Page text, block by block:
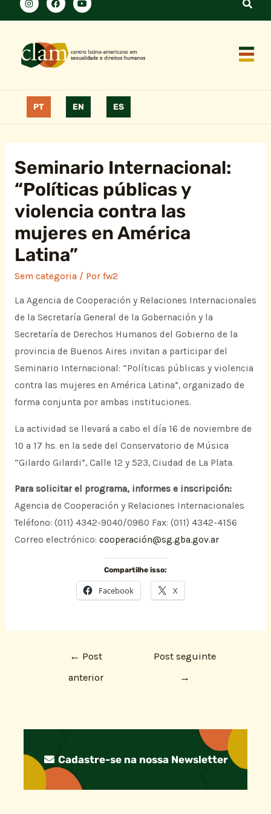
PT EN ES
Seminario Internacional:
“Políticas públicas y
violencia contra las
mujeres en América
Latina”
Sem categoria/ Por fw2
La Agencia de Cooperación y Relaciones Internacionales
de la Secretaría General de la Gobernación y la
Secretaría de Derechos Humanos del Gobierno de la
provincia de Buenos Aires invitan a participar del
Seminario Internacional: “Políticas públicas y violencia
contra las mujeres en América Latina”, organizado de
forma conjunta por ambas instituciones.
La actividad se llevará a cabo el día 16 de noviembre de
10 a 17 hs. en la sede del Conservatorio de Música
“Gilardo Gilardi”, Calle 12 y 523, Ciudad de La Plata.
Para solicitar el programa, informes e inscripción:
Agencia de Cooperación y Relaciones Internacionales
Teléfono: (011) 4342-9040/0980 Fax: (011) 4342-4156
Correo electrónico: cooperación@sg.gba.gov.ar
Compartilhe isso:
Facebook X
← Post
anterior
Post seguinte
→
Cadastre-se na nossa Newsletter